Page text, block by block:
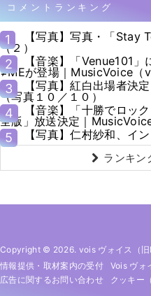
コメントランキング
1
【写真】写真・「Stay
（２）
2
【音楽】「Venue101
≠MEが登場｜MusicVoice（
3
【写真】紅白出場者決
（写真１０／１０）
4
【音楽】「十勝でロッ
全版」放送決定｜
5
【写真】仁村紗和、イ
ランキン
Copyright © 2026. vois ヴォイス（旧
情報提供・取材案内の受付
Vois ヴォ
広告に関するお問い合わせ
クッキー